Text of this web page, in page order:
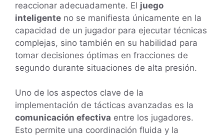
reaccionar adecuadamente. El juego
inteligente no se manifiesta únicamente en la
capacidad de un jugador para ejecutar técnicas
complejas, sino también en su habilidad para
tomar decisiones óptimas en fracciones de
segundo durante situaciones de alta presión.
Uno de los aspectos clave de la
implementación de tácticas avanzadas es la
comunicación efectiva entre los jugadores.
Esto permite una coordinación fluida y la